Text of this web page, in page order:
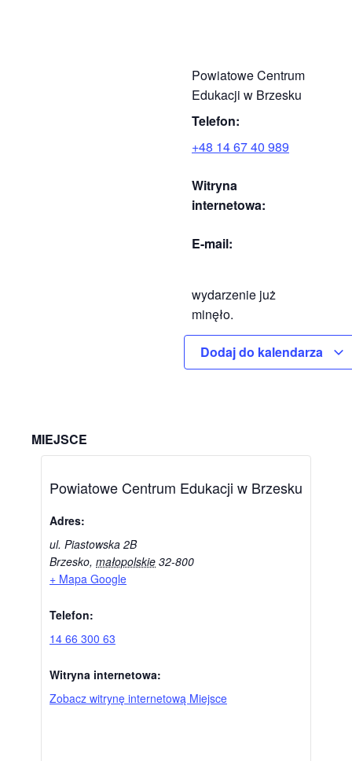
Powiatowe Centrum
Edukacji w Brzesku
Telefon:
+48 14 67 40 989
Witryna
internetowa:
E-mail:
wydarzenie już
minęło.
Dodaj do kalendarza
MIEJSCE
Powiatowe Centrum Edukacji w Brzesku
Adres:
ul. Piastowska 2B
Brzesko, małopolskie 32-800
+ Mapa Google
Telefon:
14 66 300 63
Witryna internetowa:
Zobacz witrynę internetową Miejsce